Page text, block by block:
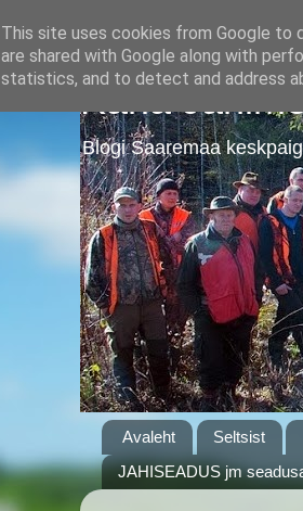
Kärla
Blogi Saaremaa
Avaleht Seltsist
JAHISEADUS jm
This site uses cookies from Google to
are shared with Google along with
statistics, and to detect and address